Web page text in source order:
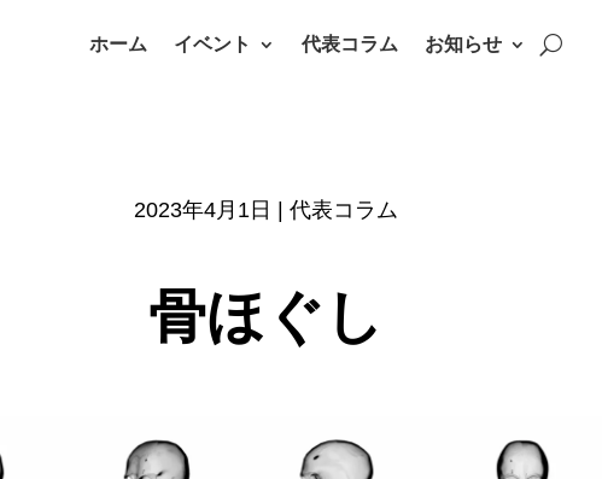
ホーム イベント 代表コラム お知らせ
2023年4月1日 |代表コラム
骨ほぐし